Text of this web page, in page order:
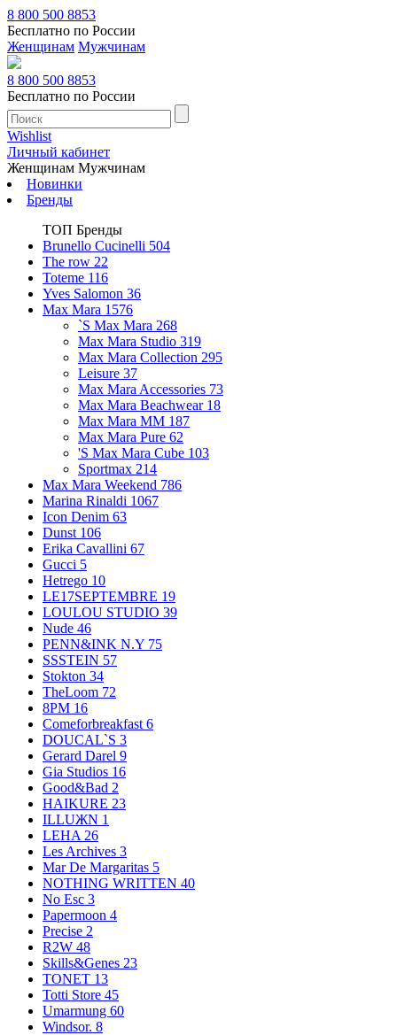
8 800 500 8853
Бесплатно по России
Женщинам Мужчинам
8 800 500 8853
Бесплатно по России
Wishlist
Личный кабинет
Женщинам Мужчинам
Новинки
Бренды
ТОП Бренды
Brunello Cucinelli 504
The row 22
Toteme 116
Yves Salomon 36
Max Mara 1576
`S Max Mara 268
Max Mara Studio 319
Max Mara Collection 295
Leisure 37
Max Mara Accessories 73
Max Mara Beachwear 18
Max Mara MM 187
Max Mara Pure 62
'S Max Mara Cube 103
Sportmax 214
Max Mara Weekend 786
Marina Rinaldi 1067
Icon Denim 63
Dunst 106
Erika Cavallini 67
Gucci 5
Hetrego 10
LE17SEPTEMBRE 19
LOULOU STUDIO 39
Nude 46
PENN&INK N.Y 75
SSSTEIN 57
Stokton 34
TheLoom 72
8PM 16
Comeforbreakfast 6
DOUCAL`S 3
Gerard Darel 9
Gia Studios 16
Good&Bad 2
HAIKURE 23
ILLUЖN 1
LEHA 26
Les Archives 3
Mar De Margaritas 5
NOTHING WRITTEN 40
No Esc 3
Papermoon 4
Precise 2
R2W 48
Skills&Genes 23
TONET 13
Totti Store 45
Umarmung 60
Windsor. 8